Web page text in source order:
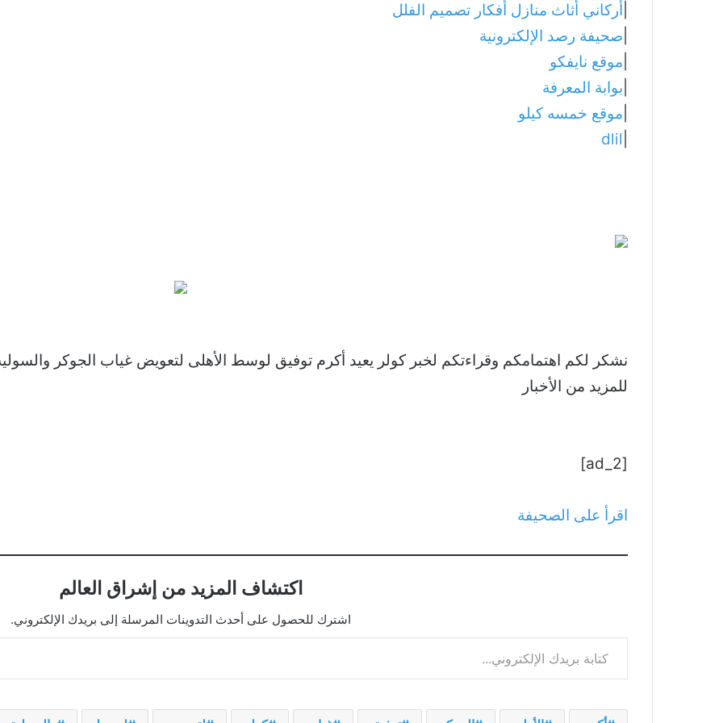
أركاني أثاث منازل أفكار تصميم الفلل
صحيفة رصد الإلكترونية
موقع نايفكو
بوابة المعرفة
موقع خمسه كيلو
dlil
للمزيد من الأخبار
[ad_2]
اقرأ على الصحيفة
اكتشاف المزيد من إشراق العالم
اشترك للحصول على أحدث التدوينات المرسلة إلى بريدك الإلكتروني.
كتابة بريدك الإلكتروني...